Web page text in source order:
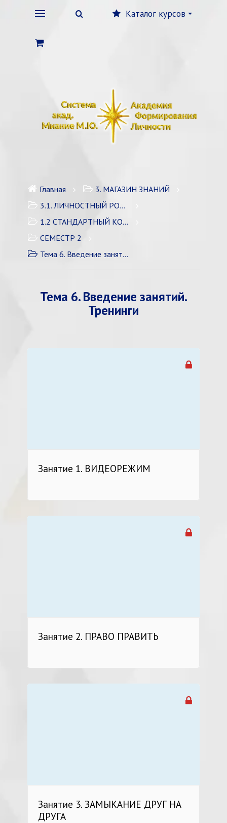
Каталог курсов
Главная
3. МАГАЗИН ЗНАНИЙ
3.1. ЛИЧНОСТНЫЙ РОСТ
1.2 СТАНДАРТНЫЙ КОУЧИНГ
СЕМЕСТР 2
Тема 6. Введение занятий. Тренинги
Тема 6. Введение занятий.
Тренинги
Занятие 1. ВИДЕОРЕЖИМ
Занятие 2. ПРАВО ПРАВИТЬ
Занятие 3. ЗАМЫКАНИЕ ДРУГ НА
ДРУГА